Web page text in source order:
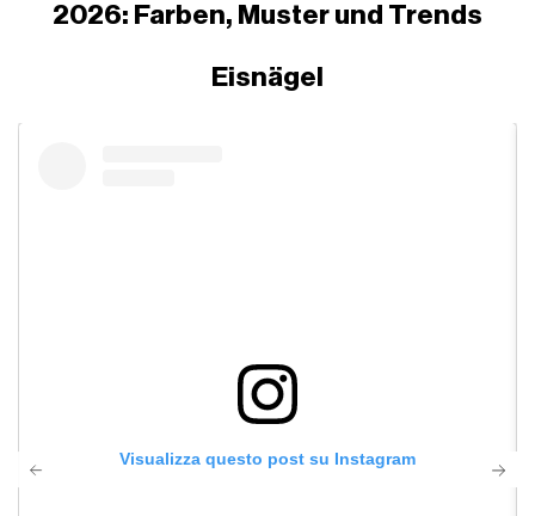
2026: Farben, Muster und Trends
Eisnägel
Visualizza questo post su Instagram